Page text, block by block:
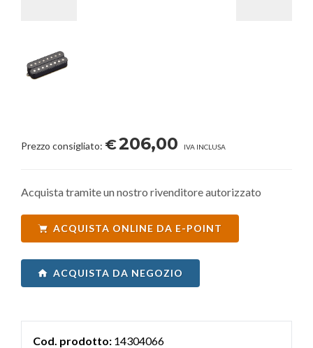
Prezzo consigliato: €206,00 IVA INCLUSA
Acquista tramite un nostro rivenditore autorizzato
ACQUISTA ONLINE DA E-POINT
ACQUISTA DA NEGOZIO
Cod. prodotto: 14304066